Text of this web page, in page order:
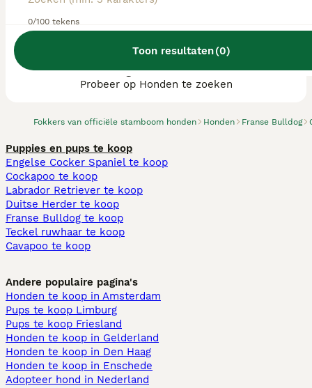
0/100 tekens
Toon resultaten(0)
Fokkers van officiële stamboom honden Honden Franse Bulldog
We hebben 0 Franse Bulldog fokkers, Ommen
gevonden.
Probeer op Honden te zoeken
Puppies en pups te koop
Engelse Cocker Spaniel te koop
Cockapoo te koop
Labrador Retriever te koop
Duitse Herder te koop
Franse Bulldog te koop
Teckel ruwhaar te koop
Cavapoo te koop
Andere populaire pagina's
Honden te koop in Amsterdam
Pups te koop Limburg​
Pups te koop Friesland​
Honden te koop in Gelderland
Honden te koop in Den Haag
Honden te koop in Enschede
Adopteer hond in Nederland